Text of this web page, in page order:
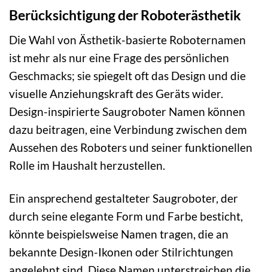
Berücksichtigung der Roboterästhetik
Die Wahl von Ästhetik-basierte Roboternamen
ist mehr als nur eine Frage des persönlichen
Geschmacks; sie spiegelt oft das Design und die
visuelle Anziehungskraft des Geräts wider.
Design-inspirierte Saugroboter Namen können
dazu beitragen, eine Verbindung zwischen dem
Aussehen des Roboters und seiner funktionellen
Rolle im Haushalt herzustellen.
Ein ansprechend gestalteter Saugroboter, der
durch seine elegante Form und Farbe besticht,
könnte beispielsweise Namen tragen, die an
bekannte Design-Ikonen oder Stilrichtungen